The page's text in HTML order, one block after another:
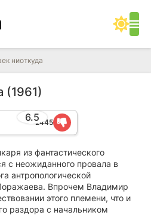
ниоткуда
(1961)
6.52445
из фантастического
с неожиданного провала в
антропологической
Впрочем Владимир
этого племени, что и
раздора с начальником